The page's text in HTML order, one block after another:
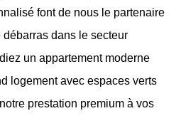
font de nous le partenaire
dans le secteur
un appartement moderne
logement avec espaces verts
prestation premium à vos